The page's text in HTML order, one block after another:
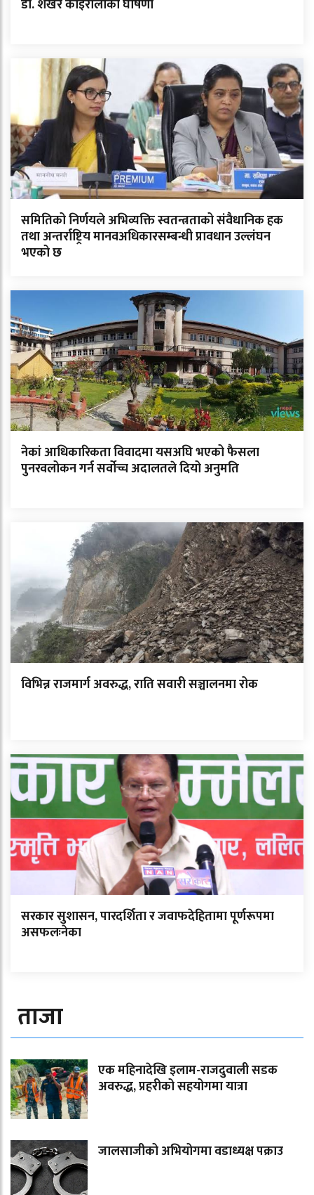
डा. शेखर कोइरालाको घोषणा
समितिको निर्णयले अभिव्यक्ति स्वतन्त्रताको संवैधानिक हक
तथा अन्तर्राष्ट्रिय मानवअधिकारसम्बन्धी प्रावधान उल्लंघन
भएको छ
नेकां आधिकारिकता विवादमा यसअघि भएको फैसला
पुनरवलोकन गर्न सर्वोच्च अदालतले दियो अनुमति
विभिन्न राजमार्ग अवरुद्ध, राति सवारी सञ्चालनमा रोक
सरकार सुशासन, पारदर्शिता र जवाफदेहितामा पूर्णरूपमा
असफलःनेका
ताजा
एक महिनादेखि इलाम-राजदुवाली सडक
अवरुद्ध, प्रहरीको सहयोगमा यात्रा
जालसाजीको अभियोगमा वडाध्यक्ष पक्राउ